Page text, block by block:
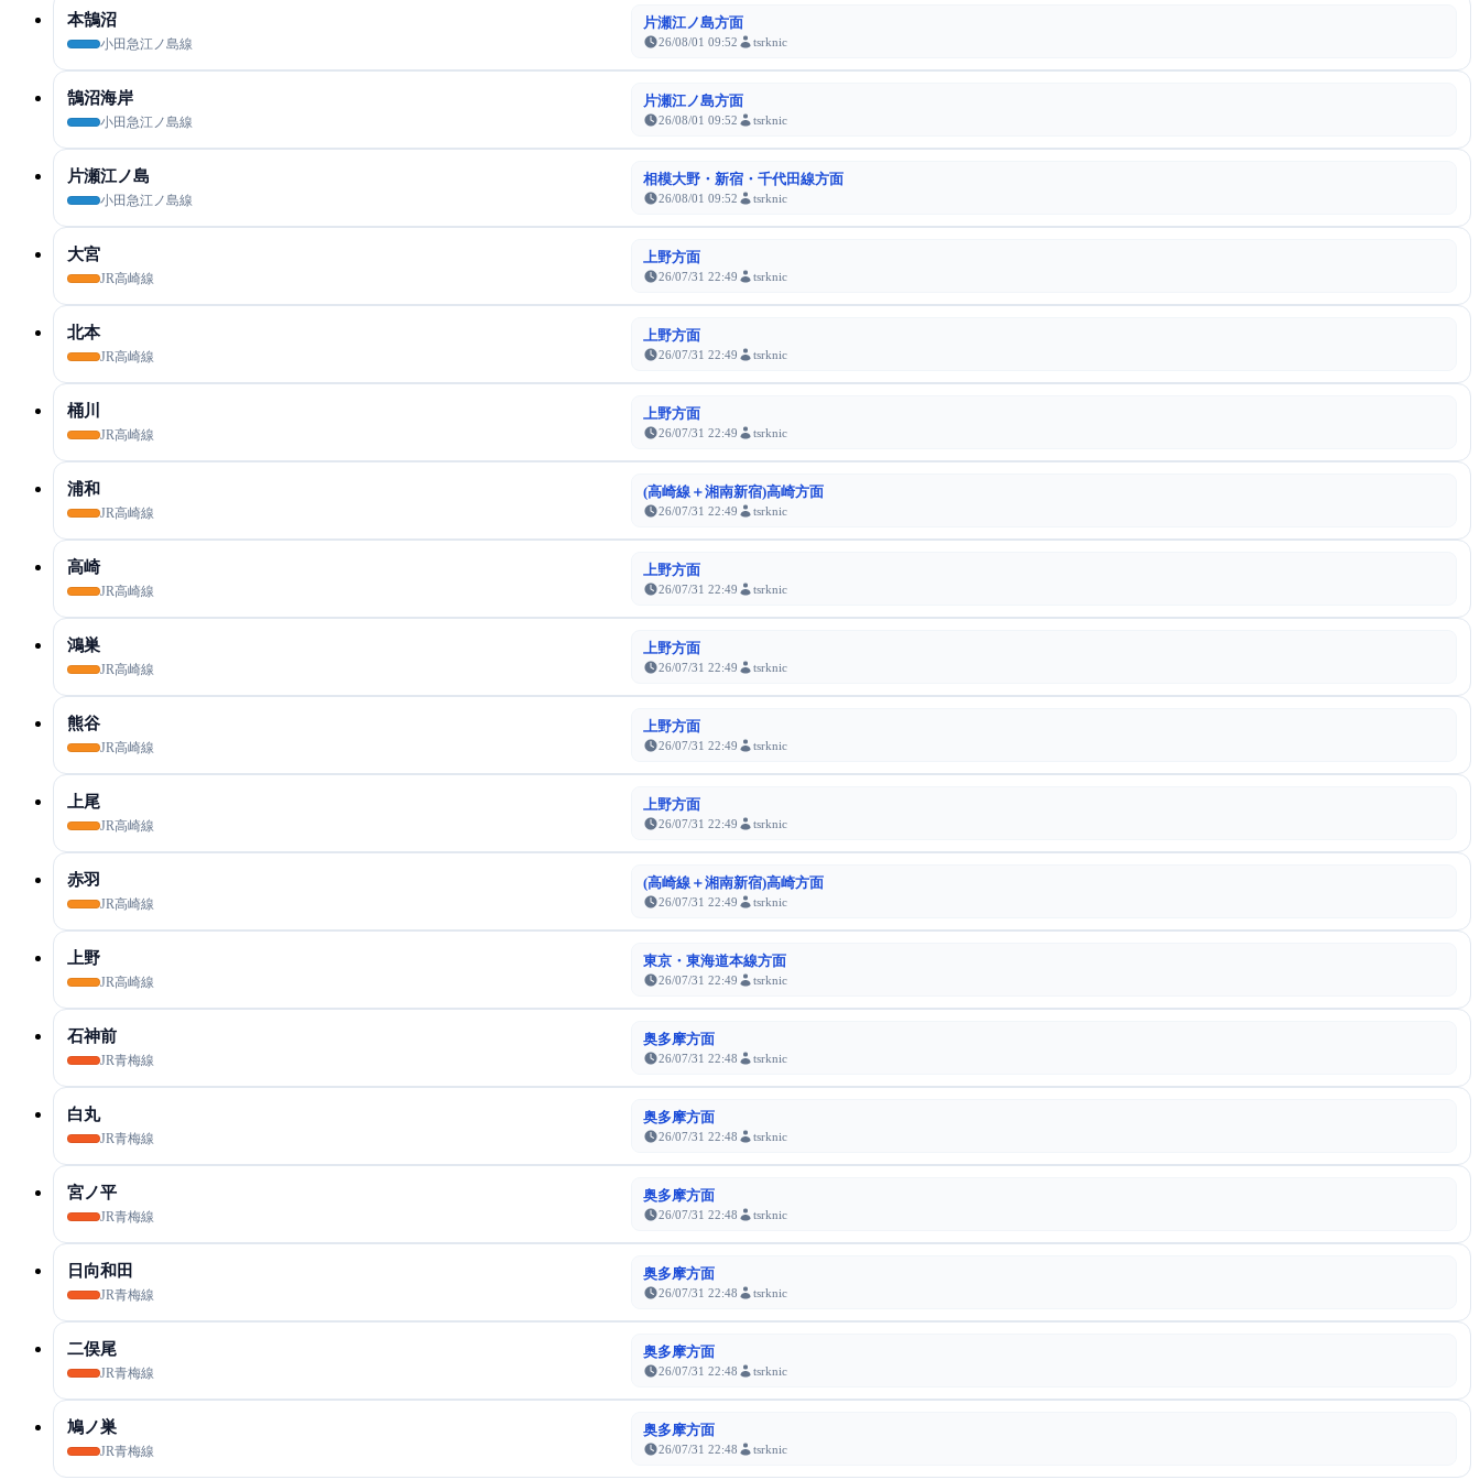
本鵠沼
小田急江ノ島線
片瀬江ノ島方面
26/08/01 09:52 tsrknic
鵠沼海岸
小田急江ノ島線
片瀬江ノ島方面
26/08/01 09:52 tsrknic
片瀬江ノ島
小田急江ノ島線
相模大野・新宿・千代田線方面
26/08/01 09:52 tsrknic
大宮
JR高崎線
上野方面
26/07/31 22:49 tsrknic
北本
JR高崎線
上野方面
26/07/31 22:49 tsrknic
桶川
JR高崎線
上野方面
26/07/31 22:49 tsrknic
浦和
JR高崎線
(高崎線＋湘南新宿)高崎方面
26/07/31 22:49 tsrknic
高崎
JR高崎線
上野方面
26/07/31 22:49 tsrknic
鴻巣
JR高崎線
上野方面
26/07/31 22:49 tsrknic
熊谷
JR高崎線
上野方面
26/07/31 22:49 tsrknic
上尾
JR高崎線
上野方面
26/07/31 22:49 tsrknic
赤羽
JR高崎線
(高崎線＋湘南新宿)高崎方面
26/07/31 22:49 tsrknic
上野
JR高崎線
東京・東海道本線方面
26/07/31 22:49 tsrknic
石神前
JR青梅線
奥多摩方面
26/07/31 22:48 tsrknic
白丸
JR青梅線
奥多摩方面
26/07/31 22:48 tsrknic
宮ノ平
JR青梅線
奥多摩方面
26/07/31 22:48 tsrknic
日向和田
JR青梅線
奥多摩方面
26/07/31 22:48 tsrknic
二俣尾
JR青梅線
奥多摩方面
26/07/31 22:48 tsrknic
鳩ノ巣
JR青梅線
奥多摩方面
26/07/31 22:48 tsrknic